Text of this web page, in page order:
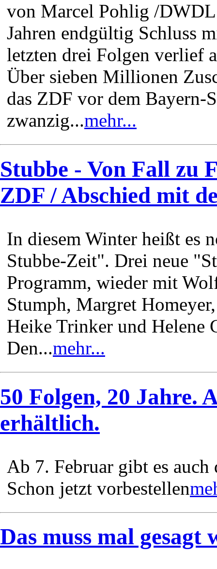
von Marcel Pohlig /
Jahren endgültig Schluss
letzten drei Folgen verlief
Über sieben Millionen
das ZDF vor dem Bayern-
zwanzig...mehr...
Stubbe - Von Fall zu
ZDF / Abschied mit
In diesem Winter heißt es
Stubbe-Zeit". Drei neue
Programm, wieder mit
Stumph, Margret
Heike Trinker und Helene
Den...mehr...
50 Folgen, 20 Jahre.
erhältlich.
Ab 7. Februar gibt es
Schon jetzt vorbestellen
Das muss mal gesagt